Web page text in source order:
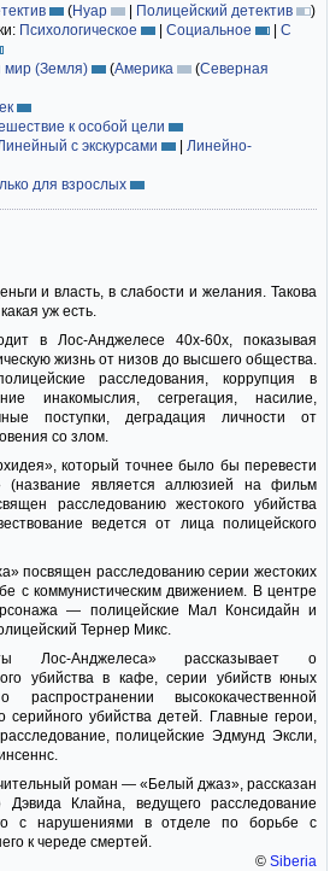
(Нуар | Полицейский детектив
)
Психологическое | Социальное | С
(Земля) (Америка (Северная
к особой цели
с экскурсами | Линейно-
для взрослых
и власть, в слабости и желания. Такова
уж есть.
в Лос-Анджелесе 40х-60х, показывая
жизнь от низов до высшего общества.
расследования, коррупция в
инакомыслия, сегрегация, насилие,
поступки, деградация личности от
со злом.
который точнее было бы перевести
(название является аллюзией на фильм
расследованию жестокого убийства
ведется от лица полицейского
посвящен расследованию серии жестоких
с коммунистическим движением. В центре
— полицейские Мал Консидайн и
Тернер Микс.
Лос-Анджелеса» рассказывает о
убийства в кафе, серии убийств юных
высококачественной
серийного убийства детей. Главные герои,
полицейские Эдмунд Эксли,
роман — «Белый джаз», рассказан
Дэвида Клайна, ведущего расследование
с нарушениями в отделе по борьбе с
к череде смертей.
© Siberia